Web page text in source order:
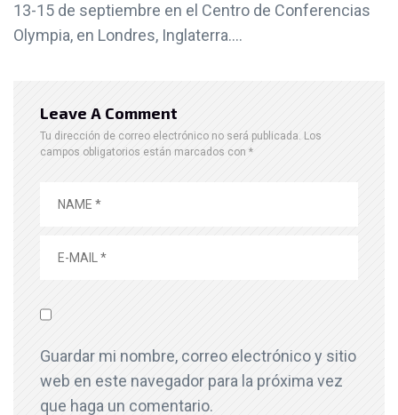
13-15 de septiembre en el Centro de Conferencias
Olympia, en Londres, Inglaterra....
Leave A Comment
Tu dirección de correo electrónico no será publicada. Los
campos obligatorios están marcados con *
Guardar mi nombre, correo electrónico y sitio
web en este navegador para la próxima vez
que haga un comentario.